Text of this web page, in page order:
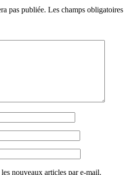
pas publiée. Les champs obligatoires
nouveaux articles par e-mail.